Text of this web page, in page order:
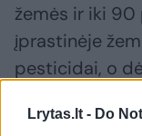
Lrytas.lt - Do
žemės ir iki 90
įprastinėje
pesticidai, o
trumpesnės
pasėlių